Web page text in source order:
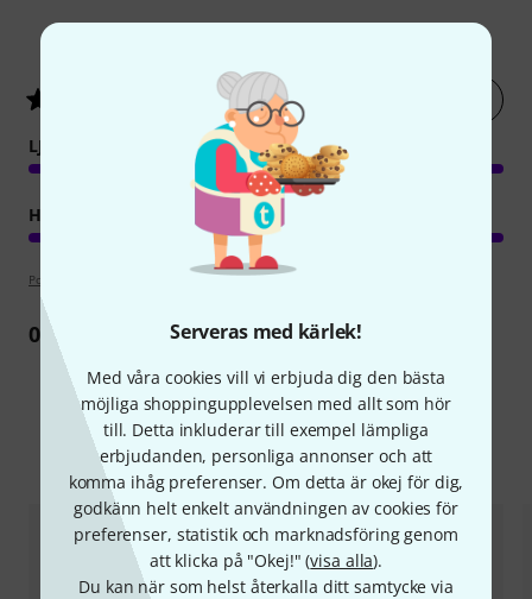
Serveras med kärlek!
Med våra cookies vill vi erbjuda dig den bästa
möjliga shoppingupplevelsen med allt som hör
till. Detta inkluderar till exempel lämpliga
erbjudanden, personliga annonser och att
komma ihåg preferenser. Om detta är okej för dig,
godkänn helt enkelt användningen av cookies för
preferenser, statistik och marknadsföring genom
att klicka på "Okej!" (visa alla).
Du kan när som helst återkalla ditt samtycke via
LJUD
HANTVERKSKVALITET
Poängpolicy
0Recension
Jämför alternativ